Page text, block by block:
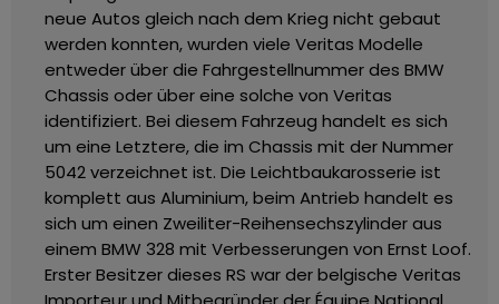
neue Autos gleich nach dem Krieg nicht gebaut
werden konnten, wurden viele Veritas Modelle
entweder über die Fahrgestellnummer des BMW
Chassis oder über eine solche von Veritas
identifiziert. Bei diesem Fahrzeug handelt es sich
um eine Letztere, die im Chassis mit der Nummer
5042 verzeichnet ist. Die Leichtbaukarosserie ist
komplett aus Aluminium, beim Antrieb handelt es
sich um einen Zweiliter-Reihensechszylinder aus
einem BMW 328 mit Verbesserungen von Ernst Loof.
Erster Besitzer dieses RS war der belgische Veritas